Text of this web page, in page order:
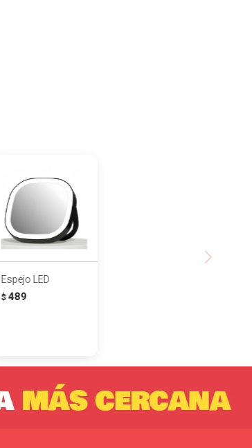
Espejo LED
$ 489